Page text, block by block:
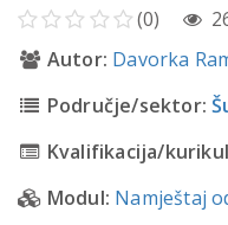
(0)
Autor: Davorka
Područje/sektor:
Kvalifikacija/
Modul: Namještaj